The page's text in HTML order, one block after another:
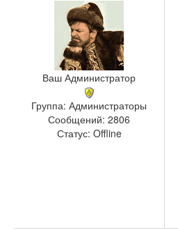
Ваш Администратор
Группа: Администраторы
Сообщений: 2806
Статус: Offline